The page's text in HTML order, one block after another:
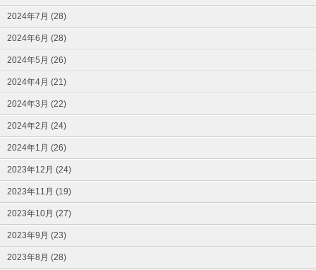
2024年7月 (28)
2024年6月 (28)
2024年5月 (26)
2024年4月 (21)
2024年3月 (22)
2024年2月 (24)
2024年1月 (26)
2023年12月 (24)
2023年11月 (19)
2023年10月 (27)
2023年9月 (23)
2023年8月 (28)